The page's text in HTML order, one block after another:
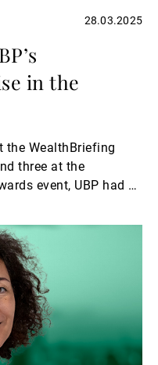
28.03.2025
in the
the WealthBriefing
three at the
event, UBP had a